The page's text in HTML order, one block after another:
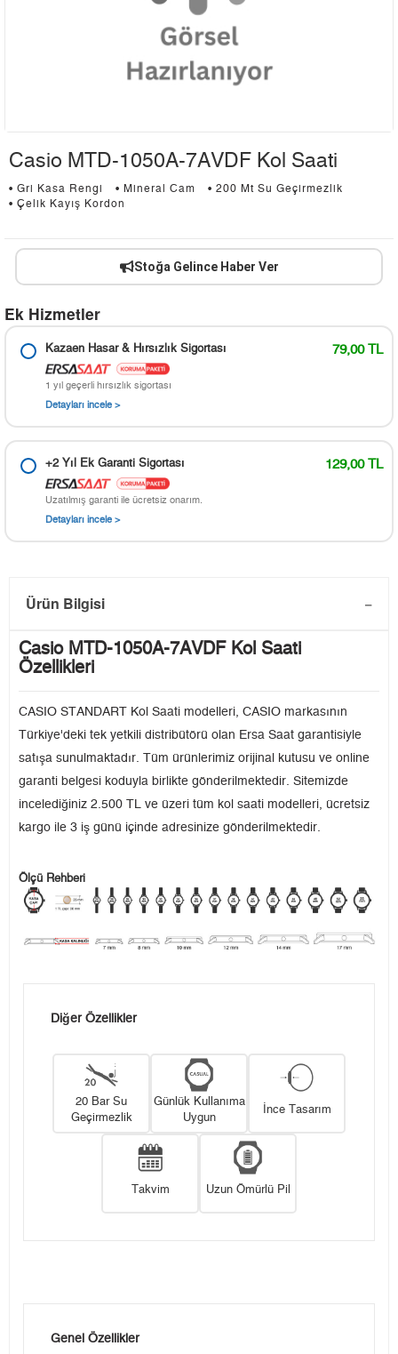
Casio MTD-1050A-7AVDF Kol Saati
• Gri Kasa Rengi • Mineral Cam
• 200 Mt Su Geçirmezlik
• Çelik Kayış Kordon
Stoğa Gelince Haber Ver
Ek Hizmetler
Kazaen Hasar & Hırsızlık Sigortası 79,00 TL
1 yıl geçerli hırsızlık sigortası
Detayları incele >
+2 Yıl Ek Garanti Sigortası 129,00 TL
Uzatılmış garanti ile ücretsiz onarım.
Detayları incele >
Ürün Bilgisi
Casio MTD-1050A-7AVDF Kol Saati
Özellikleri
CASIO STANDART Kol Saati modelleri, CASIO markasının
Türkiye'deki tek yetkili distribütörü olan Ersa Saat garantisiyle
satışa sunulmaktadır. Tüm ürünlerimiz orijinal kutusu ve online
garanti belgesi koduyla birlikte gönderilmektedir. Sitemizde
incelediğiniz 2.500 TL ve üzeri tüm kol saati modelleri, ücretsiz
kargo ile 3 iş günü içinde adresinize gönderilmektedir.
Ölçü Rehberi
Diğer Özellikler
20 Bar Su
Geçirmezlik
Günlük Kullanıma
Uygun
İnce Tasarım
Takvim Uzun Ömürlü Pil
Genel Özellikler